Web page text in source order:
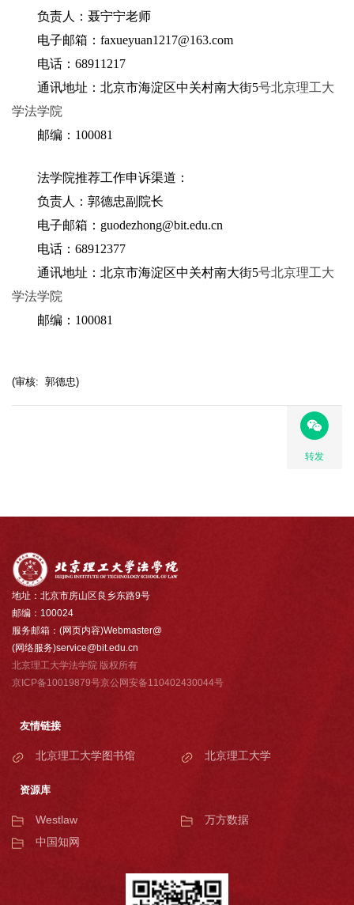
负责人：聂宁宁老师
电子邮箱：faxueyuan1217@163.com
电话：68911217
通讯地址：北京市海淀区中关村南大街5号北京理工大
学法学院
邮编：100081
法学院推荐工作申诉渠道：
负责人：郭德忠副院长
电子邮箱：guodezhong@bit.edu.cn
电话：68912377
通讯地址：北京市海淀区中关村南大街5号北京理工大
学法学院
邮编：100081
(审核: 郭德忠)
转发
地址：北京市房山区良乡东路9号
邮编：100024
服务邮箱：(网页内容)Webmaster@
(网络服务)service@bit.edu.cn
北京理工大学法学院 版权所有
京ICP备10019879号京公网安备110402430044号
友情链接
北京理工大学图书馆 北京理工大学
资源库
Westlaw
万方数据
中国知网